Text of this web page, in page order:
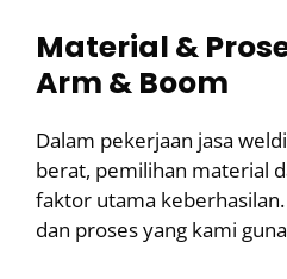
Material &
Arm & Boom
Dalam pekerjaan jasa
berat, pemilihan material
faktor utama
dan proses yang kami